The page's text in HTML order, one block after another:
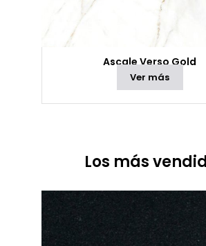
Ascale Verso Gold
Ver más
Los más